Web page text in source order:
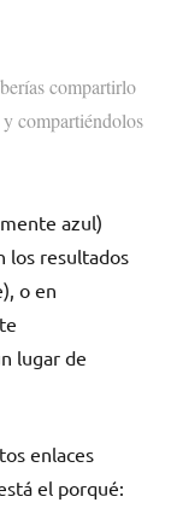
compartirlo
compartiéndolos
azul)
los resultados
o en
lugar de
enlaces
el porqué: